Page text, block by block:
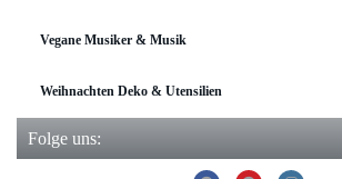
Vegane Musiker & Musik
Weihnachten Deko & Utensilien
Folge uns: